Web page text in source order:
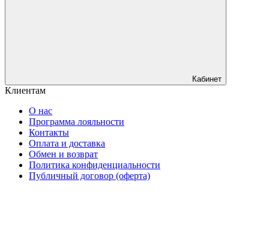
Кабинет
Клиентам
О нас
Программа лояльности
Контакты
Оплата и доставка
Обмен и возврат
Политика конфиденциальности
Публичный договор (оферта)